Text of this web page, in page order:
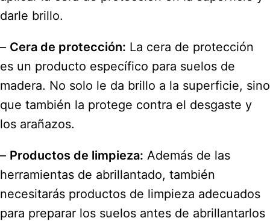
darle brillo.
– Cera de protección: La cera de protección
es un producto específico para suelos de
madera. No solo le da brillo a la superficie, sino
que también la protege contra el desgaste y
los arañazos.
– Productos de limpieza: Además de las
herramientas de abrillantado, también
necesitarás productos de limpieza adecuados
para preparar los suelos antes de abrillantarlos